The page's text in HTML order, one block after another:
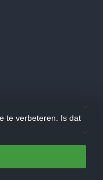
te verbeteren. Is dat